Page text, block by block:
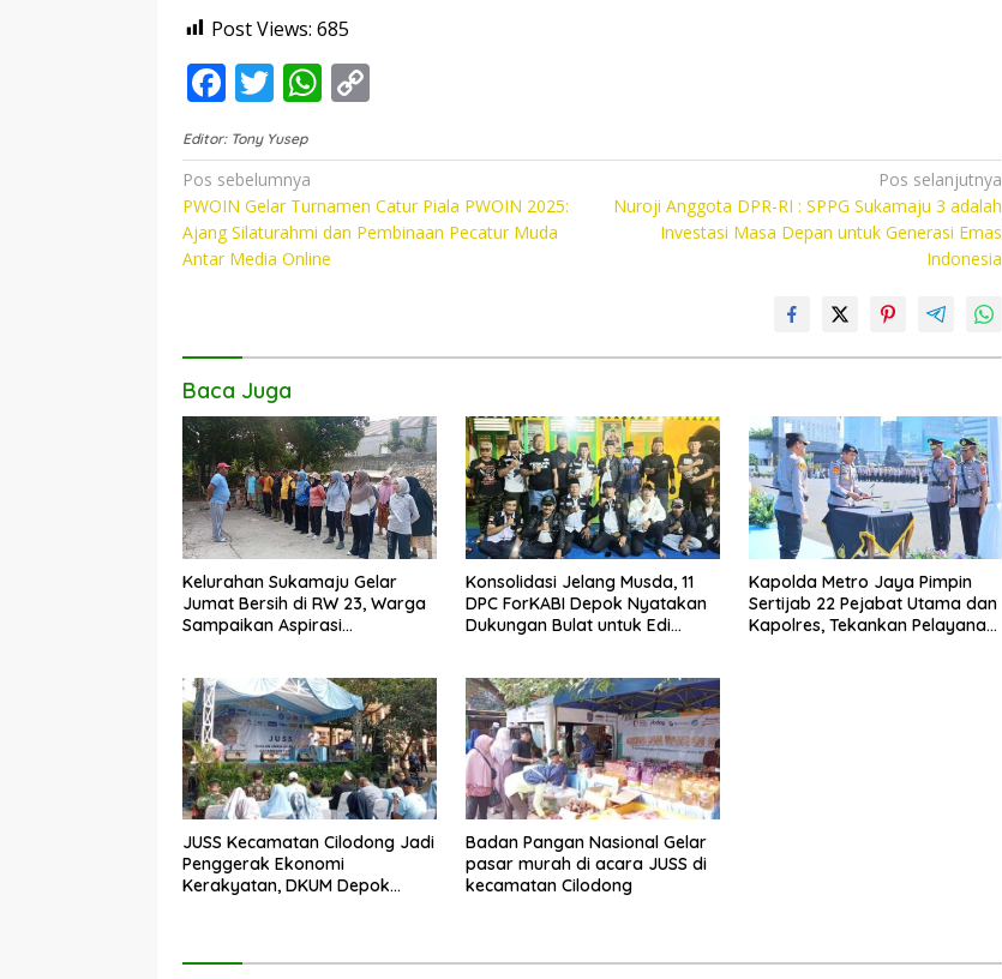
Post Views: 685
F
ac
e
b
o
o
T
w
itt
er
W
at
s
A
p
p
y
Li
Editor: Tony Yusep
Navigasi
pos
Pos sebelumnya
PWOIN Gelar Turnamen Catur Piala PWOIN 2025:
Ajang Silaturahmi dan Pembinaan Pecatur Muda
Antar Media Online
Pos selanjutnya
Nuroji Anggota DPR-RI : SPPG Sukamaju 3 adalah
Investasi Masa Depan untuk Generasi Emas
Indonesia
Baca Juga
Kelurahan Sukamaju Gelar
Jumat Bersih di RW 23, Warga
Sampaikan Aspirasi
Konsolidasi Jelang Musda, 11
DPC ForKABI Depok Nyatakan
Dukungan Bulat untuk Edi
Kapolda Metro Jaya Pimpin
Sertijab 22 Pejabat Utama dan
Kapolres, Tekankan Pelayanan
JUSS Kecamatan Cilodong Jadi
Penggerak Ekonomi
Kerakyatan, DKUM Depok
Badan Pangan Nasional Gelar
pasar murah di acara JUSS di
kecamatan Cilodong